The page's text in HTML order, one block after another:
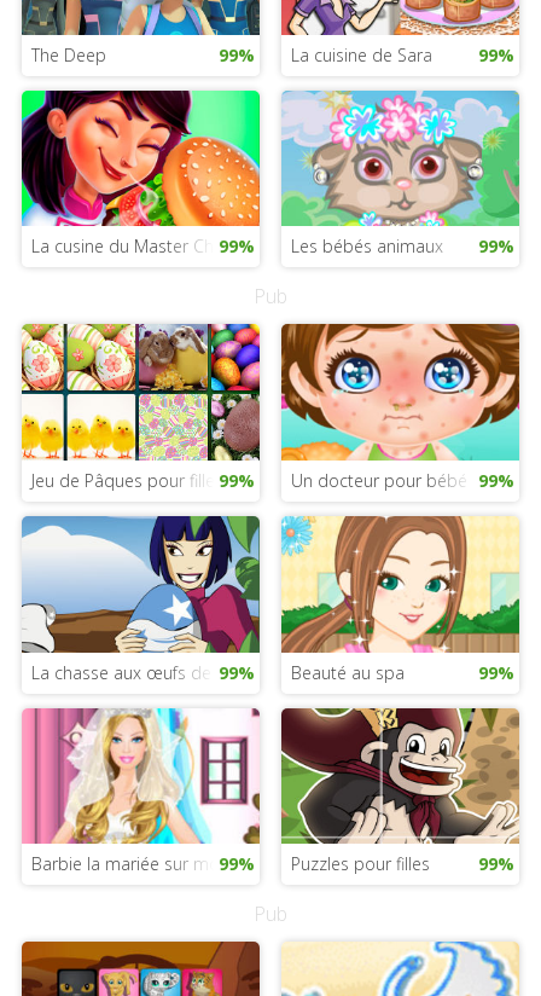
The Deep 99% La cuisine de Sara 99%
La cusine du Master Chef Mexicain
99% Les bébés animaux 99%
Pub
Jeu de Pâques pour filles99% Un docteur pour bébé Lily99%
La chasse aux œufs de Paques
99% Beauté au spa 99%
Barbie la mariée sur mobile
99% Puzzles pour filles 99%
Pub